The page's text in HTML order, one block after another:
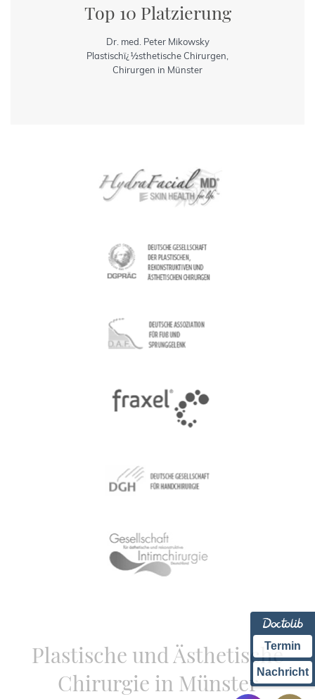
Termin
Nachricht
Top 10 Platzierung
Dr. med. Peter Mikowsky
Plastischï¿½sthetische Chirurgen,
Chirurgen in Münster
Plastische und Ästhetische
Chirurgie in Münster